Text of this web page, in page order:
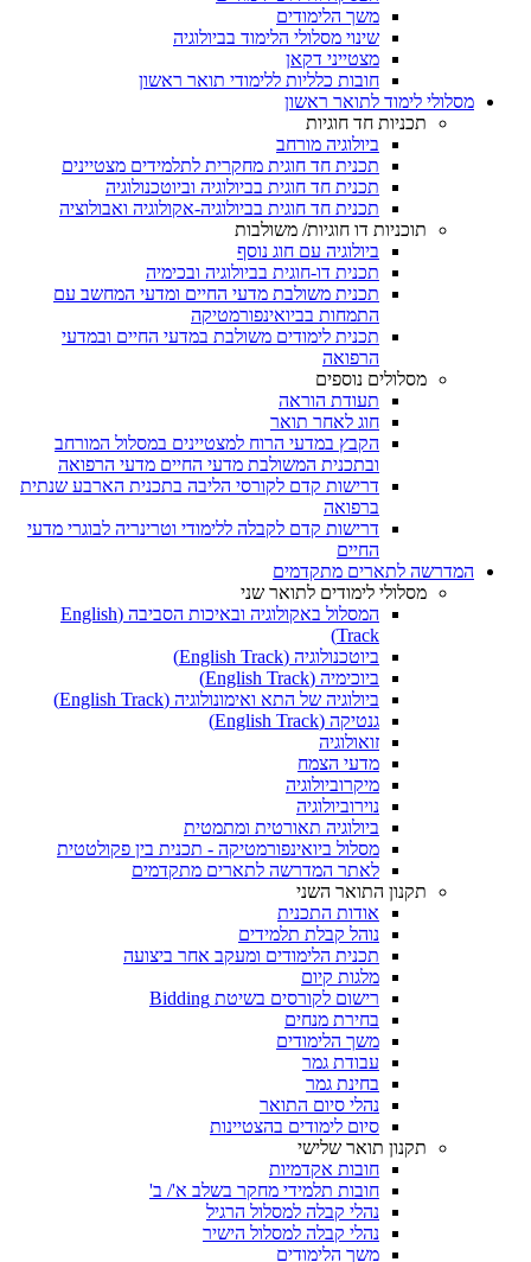
משך הלימודים
שינוי מסלולי הלימוד בביולוגיה
מצטייני דקאן
חובות כלליות ללימודי תואר ראשון
מסלולי לימוד לתואר ראשון
תכניות חד חוגיות
ביולוגיה מורחב
תכנית חד חוגית מחקרית לתלמידים מצטיינים
תכנית חד חוגית בביולוגיה וביוטכנולוגיה
תכנית חד חוגית בביולוגיה-אקולוגיה ואבולוציה
תוכניות דו חוגיות/ משולבות
ביולוגיה עם חוג נוסף
תכנית דו-חוגית בביולוגיה ובכימיה
תכנית משולבת מדעי החיים ומדעי המחשב עם
התמחות בביואינפורמטיקה
תכנית לימודים משולבת במדעי החיים ובמדעי
הרפואה
מסלולים נוספים
תעודת הוראה
חוג לאחר תואר
הקבץ במדעי הרוח למצטיינים במסלול המורחב
ובתכנית המשולבת מדעי החיים מדעי הרפואה
דרישות קדם לקורסי הליבה בתכנית הארבע שנתית
ברפואה
דרישות קדם לקבלה ללימודי וטרינריה לבוגרי מדעי
החיים
המדרשה לתארים מתקדמים
מסלולי לימודים לתואר שני
המסלול באקולוגיה ובאיכות הסביבה (English
Track)
ביוטכנולוגיה (English Track)
ביוכימיה (English Track)
ביולוגיה של התא ואימונולוגיה (English Track)
גנטיקה (English Track)
זואולוגיה
מדעי הצמח
מיקרוביולוגיה
נוירוביולוגיה
ביולוגיה תאורטית ומתמטית
מסלול ביואינפורמטיקה - תכנית בין פקולטטית
לאתר המדרשה לתארים מתקדמים
תקנון התואר השני
אודות התכנית
נוהל קבלת תלמידים
תכנית הלימודים ומעקב אחר ביצועה
מלגות קיום
רישום לקורסים בשיטת Bidding
בחירת מנחים
משך הלימודים
עבודת גמר
בחינת גמר
נהלי סיום התואר
סיום לימודים בהצטיינות
תקנון תואר שלישי
חובות אקדמיות
חובות תלמידי מחקר בשלב א'/ ב'
נהלי קבלה למסלול הרגיל
נהלי קבלה למסלול הישיר
משך הלימודים